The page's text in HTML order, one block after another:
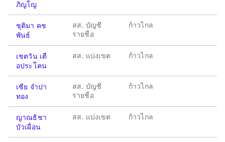
ภิญโญ
ชุติมา คช
พันธ์
สส. บัญชี
รายชื่อ
ก้าวไกล
เชตวัน เตื
อประโคน
สส. แบ่งเขต ก้าวไกล
เซีย จำปา
ทอง
สส. บัญชี
รายชื่อ
ก้าวไกล
ญาณธิชา
บัวเผื่อน
สส. แบ่งเขต ก้าวไกล